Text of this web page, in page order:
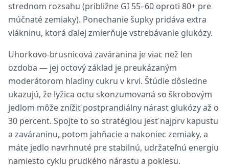
strednom rozsahu (približne GI 55–60 oproti 80+ pre
múčnaté zemiaky). Ponechanie šupky pridáva extra
vlákninu, ktorá ďalej zmierňuje vstrebávanie glukózy.
Uhorkovo-brusnicová zaváranina je viac než len
ozdoba — jej octový základ je preukázaným
moderátorom hladiny cukru v krvi. Štúdie dôsledne
ukazujú, že lyžica octu skonzumovaná so škrobovým
jedlom môže znížiť postprandiálny nárast glukózy až o
30 percent. Spojte to so stratégiou jesť najprv kapustu
a zaváraninu, potom jahňacie a nakoniec zemiaky, a
máte jedlo navrhnuté pre stabilnú, udržateľnú energiu
namiesto cyklu prudkého nárastu a poklesu.